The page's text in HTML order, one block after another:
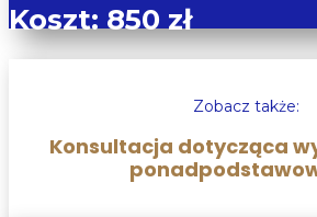
Koszt: 850 zł
Zobacz także:
Konsultacja dotycząca